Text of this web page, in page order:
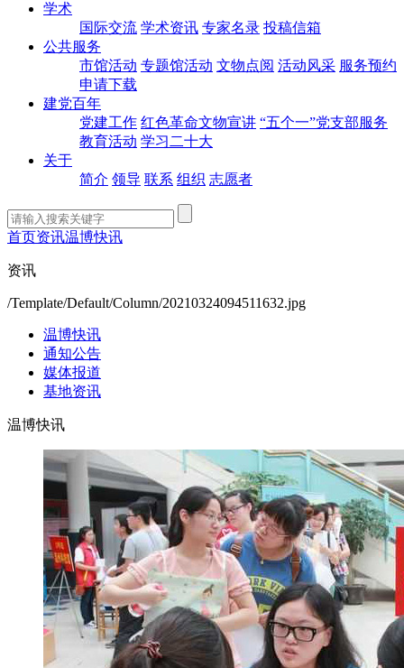
学术
国际交流 学术资讯 专家名录 投稿信箱
公共服务
市馆活动 专题馆活动 文物点阅 活动风采 服务预约
申请下载
建党百年
党建工作 红色革命文物宣讲 “五个一”党支部服务
教育活动 学习二十大
关于
简介 领导 联系 组织 志愿者
首页资讯温博快讯
资讯
/Template/Default/Column/20210324094511632.jpg
温博快讯
通知公告
媒体报道
基地资讯
温博快讯